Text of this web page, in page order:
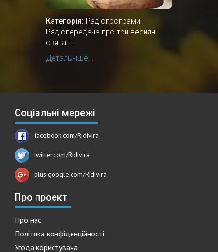
Категорія: Радіопрограми
Радіопередача про три весняні
свята:...
Детальніше...
Соціальні мережі
facebook.com/Ridivira
twitter.com/Ridivira
plus.google.com/Ridivira
Про проект
Про нас
Політика конфіденційності
Угода користувача